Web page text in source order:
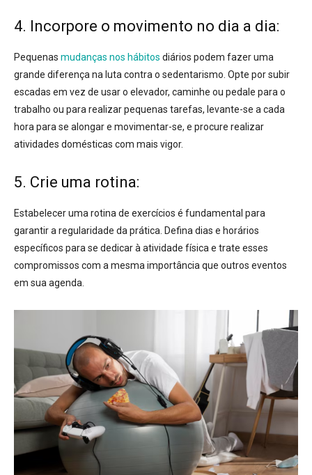
4. Incorpore o movimento no dia a dia:
Pequenas mudanças nos hábitos diários podem fazer uma
grande diferença na luta contra o sedentarismo. Opte por subir
escadas em vez de usar o elevador, caminhe ou pedale para o
trabalho ou para realizar pequenas tarefas, levante-se a cada
hora para se alongar e movimentar-se, e procure realizar
atividades domésticas com mais vigor.
5. Crie uma rotina:
Estabelecer uma rotina de exercícios é fundamental para
garantir a regularidade da prática. Defina dias e horários
específicos para se dedicar à atividade física e trate esses
compromissos com a mesma importância que outros eventos
em sua agenda.